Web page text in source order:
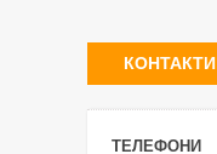
КОНТАКТИ